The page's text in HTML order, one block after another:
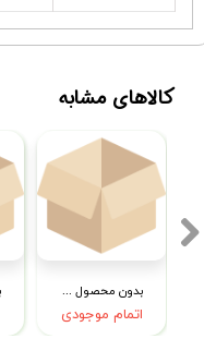
بدون محصول جهت نمایش
اتمام موجودی
کالاهای مشابه